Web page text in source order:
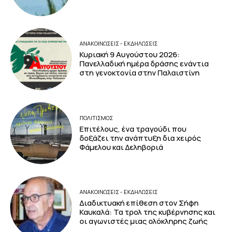
ΑΝΑΚΟΙΝΩΣΕΙΣ - ΕΚΔΗΛΩΣΕΙΣ
Κυριακή 9 Αυγούστου 2026:
Πανελλαδική ημέρα δράσης ενάντια
στη γενοκτονία στην Παλαιστίνη
ΠΟΛΙΤΙΣΜΟΣ
Επιτέλους, ένα τραγούδι που
δοξάζει την ανάπτυξη δια χειρός
Φάμελου και Δεληβοριά
ΑΝΑΚΟΙΝΩΣΕΙΣ - ΕΚΔΗΛΩΣΕΙΣ
Διαδικτυακή επίθεση στον Σήφη
Καυκαλά: Τα τρολ της κυβέρνησης και
οι αγωνιστές μιας ολόκληρης ζωής